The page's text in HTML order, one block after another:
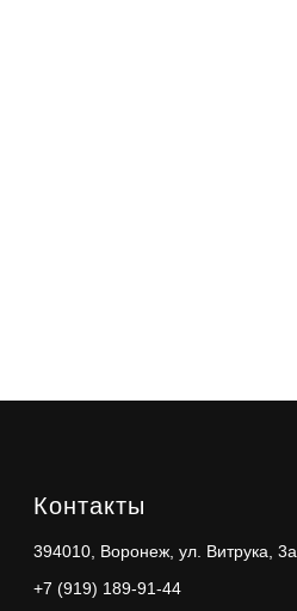
Контакты
394010, Воронеж, ул. Витрука, 3а
+7 (919) 189-91-44